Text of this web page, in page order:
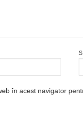
în acest navigator